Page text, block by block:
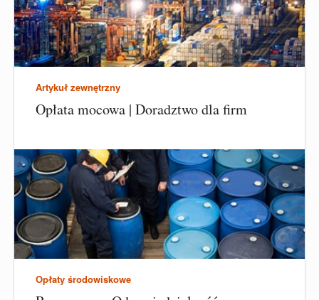
Artykuł zewnętrzny
Opłata mocowa | Doradztwo dla firm
Opłaty środowiskowe